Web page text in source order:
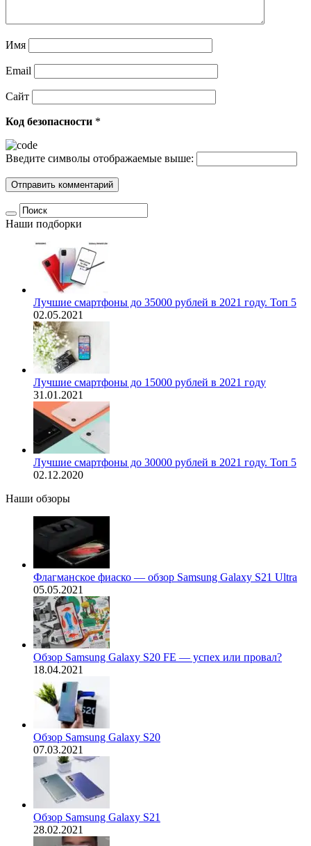
Имя
Email
Сайт
Код безопасности *
Введите символы отображаемые выше:
Наши подборки
Лучшие смартфоны до 35000 рублей в 2021 году. Топ 5
02.05.2021
Лучшие смартфоны до 15000 рублей в 2021 году
31.01.2021
Лучшие смартфоны до 30000 рублей в 2021 году. Топ 5
02.12.2020
Наши обзоры
Флагманское фиаско — обзор Samsung Galaxy S21 Ultra
05.05.2021
Обзор Samsung Galaxy S20 FE — успех или провал?
18.04.2021
Обзор Samsung Galaxy S20
07.03.2021
Обзор Samsung Galaxy S21
28.02.2021